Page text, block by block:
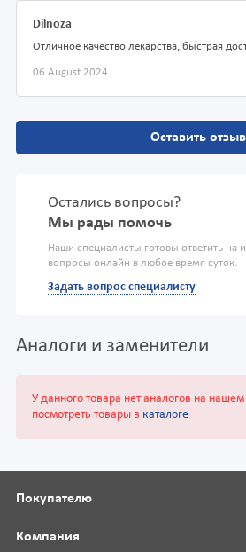
Dilnoza
Отличное качество лекарства, быстрая
06 August 2024
Оставить отзыв
Остались вопросы?
Мы рады помочь
Наши специалисты готовы ответить на
вопросы онлайн в любое время суток.
Задать вопрос специалисту
Аналоги и заменители
У данного товара нет аналогов на
посмотреть товары в каталоге
Покупателю
Компания